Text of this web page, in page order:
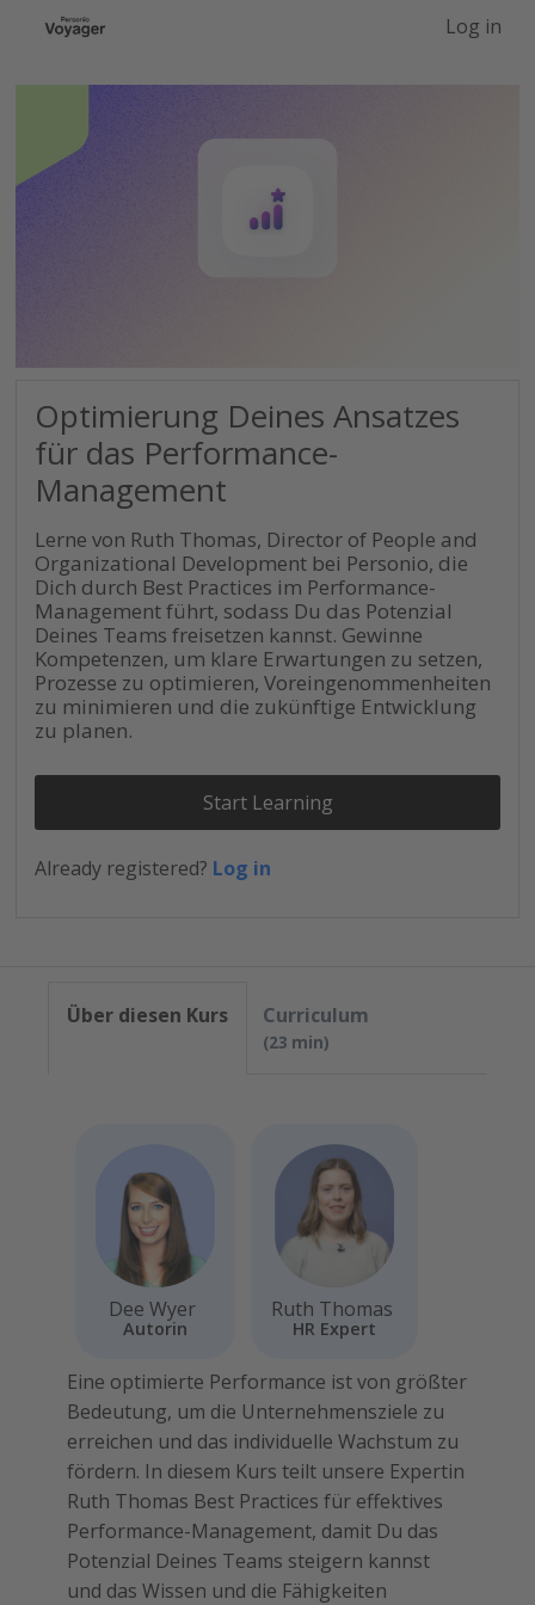
Log in
Optimierung Deines Ansatzes
für das Performance-
Management
Lerne von Ruth Thomas, Director of People and
Organizational Development bei Personio, die
Dich durch Best Practices im Performance-
Management führt, sodass Du das Potenzial
Deines Teams freisetzen kannst. Gewinne
Kompetenzen, um klare Erwartungen zu setzen,
Prozesse zu optimieren, Voreingenommenheiten
zu minimieren und die zukünftige Entwicklung
zu planen.
Start Learning
Already registered? Log in
Über diesen Kurs
Dee Wyer
Autorin
Ruth Thomas
HR Expert
Eine optimierte Performance ist von größter
Bedeutung, um die Unternehmensziele zu
erreichen und das individuelle Wachstum zu
fördern. In diesem Kurs teilt unsere Expertin
Ruth Thomas Best Practices für effektives
Performance-Management, damit Du das
Potenzial Deines Teams steigern kannst
und das Wissen und die Fähigkeiten
Curriculum
23 min